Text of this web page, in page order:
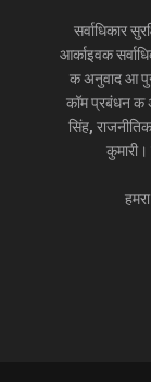
सर्वाधिकार
आर्काइवक
क अनुवाद आ
कॉम प्रबंधन क
सिंह,